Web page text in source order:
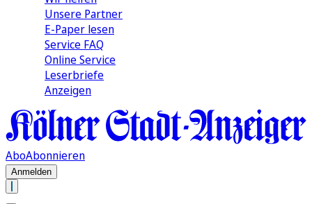
Unsere Partner
E-Paper lesen
Service FAQ
Online Service
Leserbriefe
Anzeigen
AboAbonnieren
Anmelden